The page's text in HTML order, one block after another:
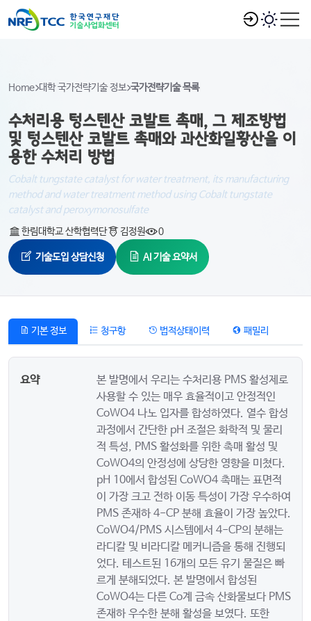
Home 대학 국가전략기술 정보 국가전략기술 목록
수처리용 텅스텐산 코발트 촉매, 그 제조방법
및 텅스텐산 코발트 촉매와 과산화일황산을 이
용한 수처리 방법
Cobalt tungstate catalyst for water treatment, its manufacturing
method and water treatment method using Cobalt tungstate
catalyst and peroxymonosulfate
한림대학교 산학협력단
김정원 0
기술도입 상담신청 AI 기술 요약서
기본 정보 청구항 법적상태이력 패밀리
요약
본 발명에서 우리는 수처리용 PMS 활성제로
사용할 수 있는 매우 효율적이고 안정적인
CoWO4 나노 입자를 합성하였다. 열수 합성
과정에서 간단한 pH 조절은 화학적 및 물리
적 특성, PMS 활성화를 위한 촉매 활성 및
CoWO4의 안정성에 상당한 영향을 미쳤다.
pH 10에서 합성된 CoWO4 촉매는 표면적
이 가장 크고 전하 이동 특성이 가장 우수하여
PMS 존재하 4-CP 분해 효율이 가장 높았다.
CoWO4/PMS 시스템에서 4-CP의 분해는
라디칼 및 비라디칼 메커니즘을 통해 진행되
었다. 테스트된 16개의 모든 유기 물질은 빠
르게 분해되었다. 본 발명에서 합성된
CoWO4는 다른 Co계 금속 산화물보다 PMS
존재하 우수한 분해 활성을 보였다. 또한